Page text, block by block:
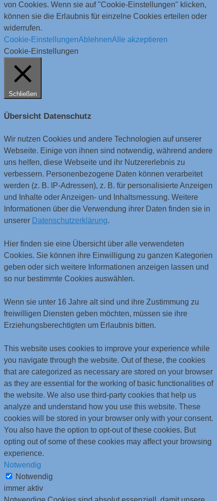
von Cookies. Wenn sie auf "Cookie-Einstellungen" klicken,
können sie die Erlaubnis für einzelne Cookies erteilen oder
widerrufen.
Cookie-EinstellungenAblehnenAlle akzeptieren
Cookie-Einstellungen
Schließen
Übersicht Datenschutz
Wir nutzen Cookies und andere Technologien auf unserer
Webseite. Einige von ihnen sind notwendig, während andere
uns helfen, diese Webseite und ihr Nutzererlebnis zu
verbessern. Personenbezogene Daten können verarbeitet
werden (z. B. IP-Adressen), z. B. für personalisierte Anzeigen
und Inhalte oder Anzeigen- und Inhaltsmessung. Weitere
Informationen über die Verwendung ihrer Daten finden sie in
unserer Datenschutzerklärung.
Hier finden sie eine Übersicht über alle verwendeten
Cookies. Sie können ihre Einwilligung zu ganzen Kategorien
geben oder sich weitere Informationen anzeigen lassen und
so nur bestimmte Cookies auswählen.
Wenn sie unter 16 Jahre alt sind und ihre Zustimmung zu
freiwilligen Diensten geben möchten, müssen sie ihre
Erziehungsberechtigten um Erlaubnis bitten.
This website uses cookies to improve your experience while
you navigate through the website. Out of these, the cookies
that are categorized as necessary are stored on your browser
as they are essential for the working of basic functionalities of
the website. We also use third-party cookies that help us
analyze and understand how you use this website. These
cookies will be stored in your browser only with your consent.
You also have the option to opt-out of these cookies. But
opting out of some of these cookies may affect your browsing
experience.
Notwendig
Notwendig
immer aktiv